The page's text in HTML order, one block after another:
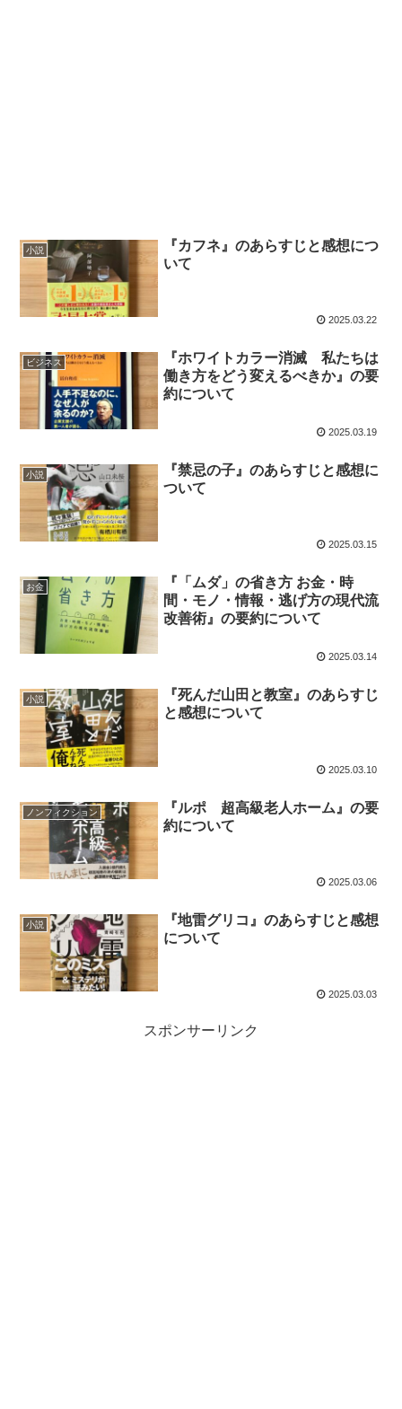
小説
『カフネ』のあらすじと感想につ
いて
2025.03.22
ビジネス
『ホワイトカラー消滅 私たちは
働き方をどう変えるべきか』の要
約について
2025.03.19
小説
『禁忌の子』のあらすじと感想に
ついて
2025.03.15
お金
『「ムダ」の省き方 お金・時
間・モノ・情報・逃げ方の現代流
改善術』の要約について
2025.03.14
小説
『死んだ山田と教室』のあらすじ
と感想について
2025.03.10
ノンフィクション
『ルポ 超高級老人ホーム』の要
約について
2025.03.06
小説
『地雷グリコ』のあらすじと感想
について
2025.03.03
スポンサーリンク